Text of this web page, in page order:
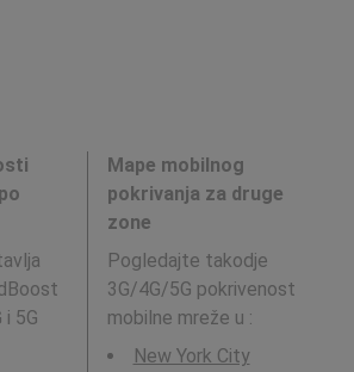
i 5G
Mape mobilnog
pokrivanja za druge
zone
Pogledajte takodje
3G/4G/5G pokrivenost
mobilne mreže u :
New York City